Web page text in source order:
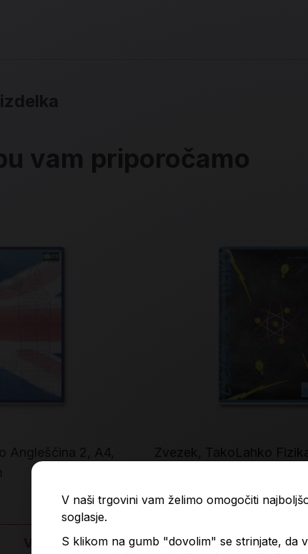
vam priporočamo
Angleščina 2, A4,
V košarico
Zvezek, TakoLahko
2,80 €
V
V naši trgovini vam želimo omogočiti
soglasje.
S klikom na gumb "dovolim" se strinjate, da